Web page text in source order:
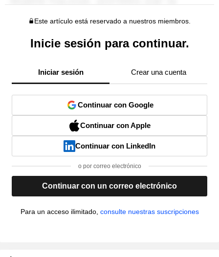
Este artículo está reservado a nuestros miembros.
Inicie sesión para continuar.
Iniciar sesión Crear una cuenta
Continuar con Google
Continuar con Apple
Continuar con LinkedIn
o por correo electrónico
Continuar con un correo electrónico
Para un acceso ilimitado, consulte nuestras suscripciones